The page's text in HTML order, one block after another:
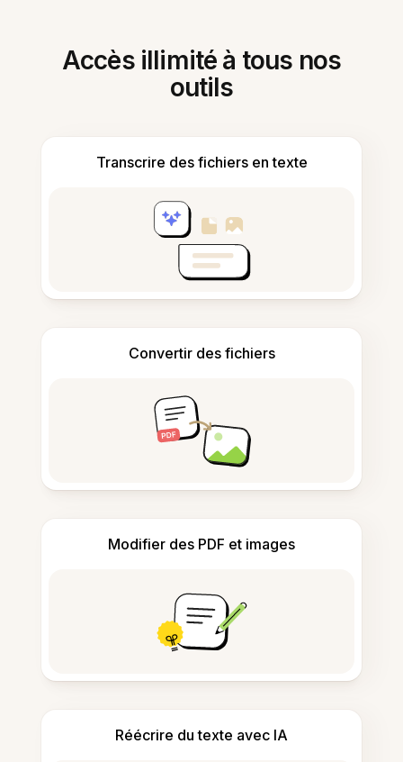
Accès illimité à tous nos
outils
Transcrire des fichiers en texte
Convertir des fichiers
Modifier des PDF et images
Réécrire du texte avec IA